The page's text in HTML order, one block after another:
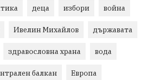
деца избори война
Ивелин Михайлов държавата
здравословна храна вода
балкан Европа